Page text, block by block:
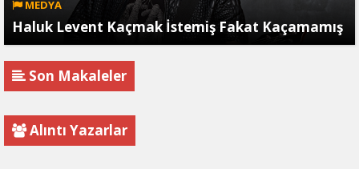
MEDYA
Haluk Levent Kaçmak İstemiş Fakat Kaçamamış
Son Makaleler
Alıntı Yazarlar